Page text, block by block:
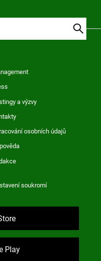
a výzvy
osobních údajů
soukromí
Play